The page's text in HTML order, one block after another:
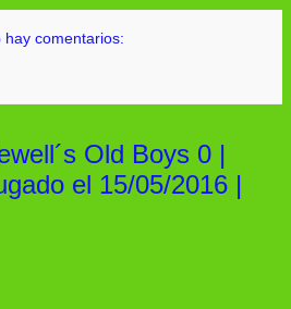
hay comentarios:
Old Boys 0 |
el 15/05/2016 |